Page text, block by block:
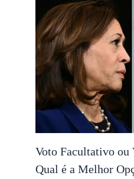
Voto Facultativo ou
Qual é a Melhor